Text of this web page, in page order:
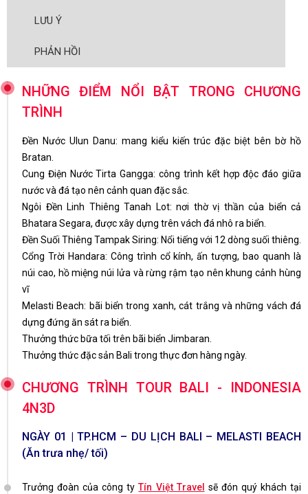
LƯU Ý
PHẢN HỒI
NHỮNG ĐIỂM NỔI BẬT TRONG CHƯƠNG
TRÌNH
Đền Nước Ulun Danu: mang kiểu kiến trúc đặc biệt bên bờ hồ
Bratan.
Cung Điện Nước Tirta Gangga: công trình kết hợp độc đáo giữa
nước và đá tạo nên cảnh quan đặc sắc.
Ngôi Đền Linh Thiêng Tanah Lot: nơi thờ vị thần của biển cả
Bhatara Segara, được xây dựng trên vách đá nhô ra biển.
Đền Suối Thiêng Tampak Siring: Nổi tiếng với 12 dòng suối thiêng.
Cổng Trời Handara: Công trình cổ kính, ấn tượng, bao quanh là
núi cao, hồ miệng núi lửa và rừng rậm tạo nên khung cảnh hùng
vĩ
Melasti Beach: bãi biển trong xanh, cát trắng và những vách đá
dựng đứng ăn sát ra biển.
Thưởng thức bữa tối trên bãi biển Jimbaran.
Thưởng thức đặc sản Bali trong thực đơn hàng ngày.
CHƯƠNG TRÌNH TOUR BALI - INDONESIA
4N3D
NGÀY 01 | TP.HCM – DU LỊCH BALI – MELASTI BEACH
(Ăn trưa nhẹ/ tối)
Trưởng đoàn của công tyTín Việt Travel sẽ đón quý khách tại